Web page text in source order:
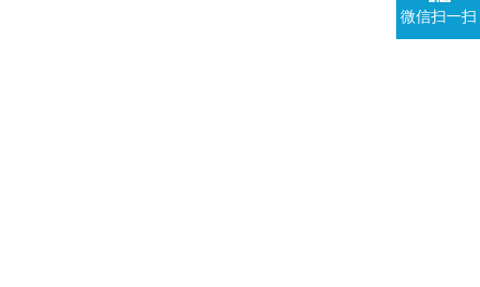
微信扫一扫